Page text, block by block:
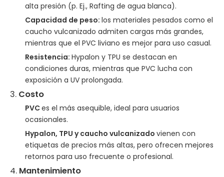
alta presión (p. Ej., Rafting de agua blanca).
Capacidad de peso: los materiales pesados ​​como el
caucho vulcanizado admiten cargas más grandes,
mientras que el PVC liviano es mejor para uso casual.
Resistencia: Hypalon y TPU se destacan en
condiciones duras, mientras que PVC lucha con
exposición a UV prolongada.
3. Costo
PVCes el más asequible, ideal para usuarios
ocasionales.
Hypalon, TPU y caucho vulcanizado vienen con
etiquetas de precios más altas, pero ofrecen mejores
retornos para uso frecuente o profesional.
4. Mantenimiento